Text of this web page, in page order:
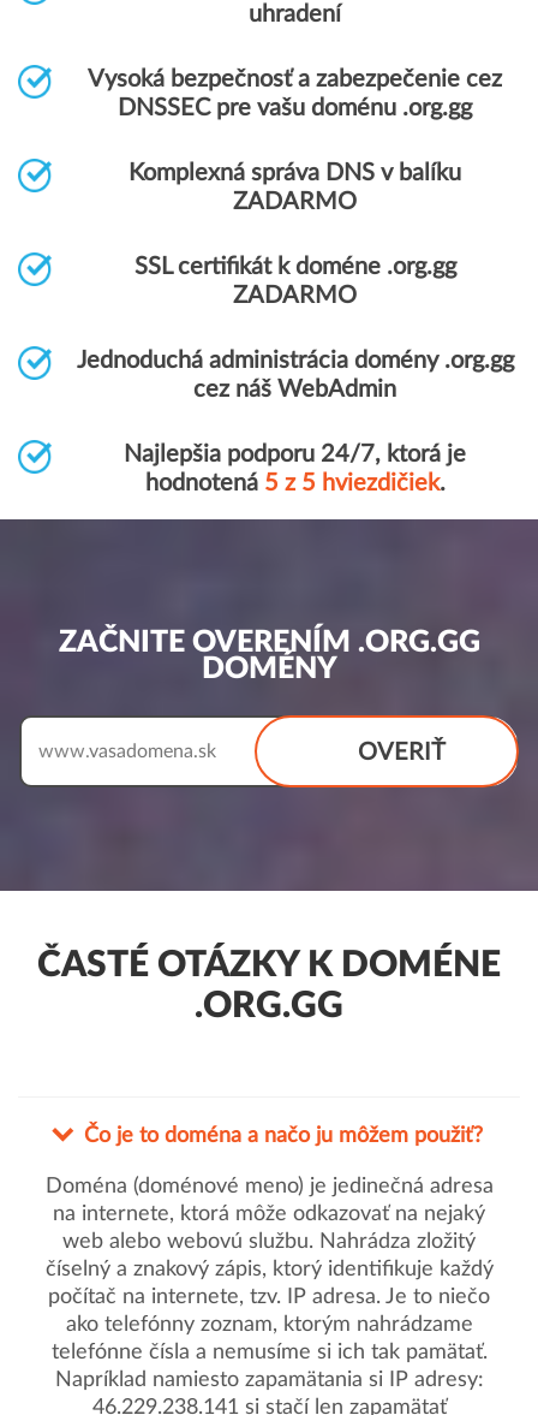
uhradení
Vysoká bezpečnosť a zabezpečenie cez
DNSSEC pre vašu doménu .org.gg
Komplexná správa DNS v balíku
ZADARMO
SSL certifikát k doméne .org.gg
ZADARMO
Jednoduchá administrácia domény .org.gg
cez náš WebAdmin
Najlepšia podporu 24/7, ktorá je
hodnotená 5 z 5 hviezdičiek.
ZAČNITE OVERENÍM .ORG.GG
DOMÉNY
OVERIŤ
www.
ČASTÉ OTÁZKY K DOMÉNE
.ORG.GG
Čo je to doména a načo ju môžem použiť?
Doména (doménové meno) je jedinečná adresa
na internete, ktorá môže odkazovať na nejaký
web alebo webovú službu. Nahrádza zložitý
číselný a znakový zápis, ktorý identifikuje každý
počítač na internete, tzv. IP adresa. Je to niečo
ako telefónny zoznam, ktorým nahrádzame
telefónne čísla a nemusíme si ich tak pamätať.
Napríklad namiesto zapamätania si IP adresy:
46.229.238.141 si stačí len zapamätať